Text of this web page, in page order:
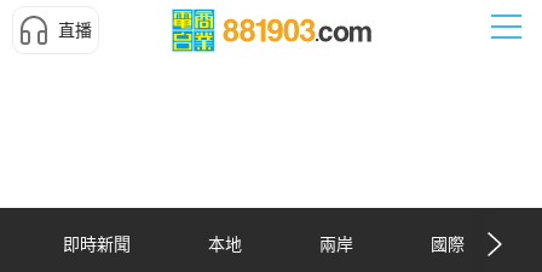
直播
即時新聞 本地 兩岸 國際